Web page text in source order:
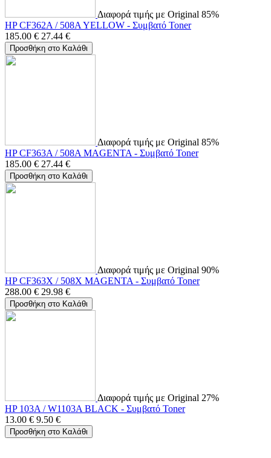
Διαφορά τιμής με Original 85%
HP CF362A / 508A YELLOW - Συμβατό Toner
185.00 € 27.44 €
Προσθήκη στο Καλάθι
Διαφορά τιμής με Original 85%
HP CF363A / 508A MAGENTA - Συμβατό Toner
185.00 € 27.44 €
Προσθήκη στο Καλάθι
Διαφορά τιμής με Original 90%
HP CF363X / 508X MAGENTA - Συμβατό Toner
288.00 € 29.98 €
Προσθήκη στο Καλάθι
Διαφορά τιμής με Original 27%
HP 103A / W1103A BLACK - Συμβατό Toner
13.00 € 9.50 €
Προσθήκη στο Καλάθι